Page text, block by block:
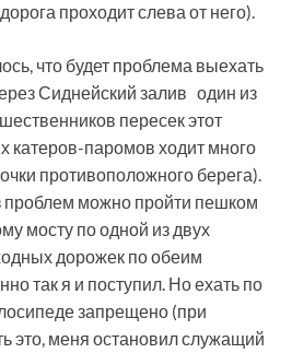
проходит слева от него).
что будет проблема выехать
Сиднейский залив один из
пересек этот
катеров-паромов ходит много
противоположного берега).
проблем можно пройти пешком
мосту по одной из двух
дорожек по обеим
так я и поступил. Но ехать по
запрещено (при
это, меня остановил служащий